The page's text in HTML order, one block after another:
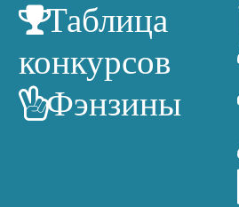
Таблица
конкурсов
Фэнзины